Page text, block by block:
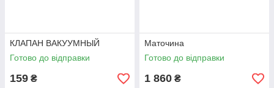
КЛАПАН ВАКУУМНЫЙ
Готово до відправки
159 ₴
Маточина
Готово до відправки
1 860 ₴